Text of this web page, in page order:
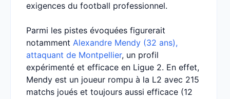
exigences du football professionnel.
Parmi les pistes évoquées figurerait
notamment Alexandre Mendy (32 ans),
attaquant de Montpellier, un profil
expérimenté et efficace en Ligue 2. En effet,
Mendy est un joueur rompu à la L2 avec 215
matchs joués et toujours aussi efficace (12